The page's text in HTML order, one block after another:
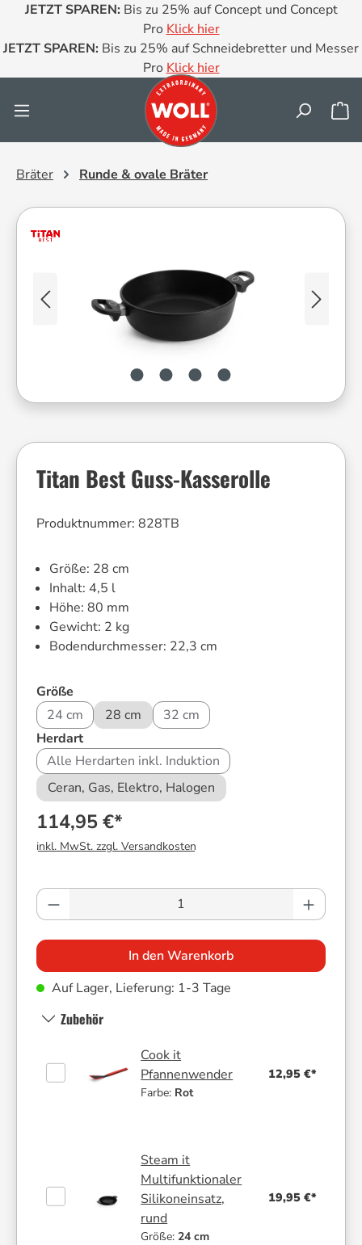
Zum Hauptinhalt springen
JETZT SPAREN: Bis zu 25% auf Concept und Concept
Pro Klick hier
JETZT SPAREN: Bis zu 25% auf Schneidebretter und Messer
Pro Klick hier
Bräter Runde & ovale Bräter
Titan Best Guss-Kasserolle
Produktnummer: 828TB
Größe: 28 cm
Inhalt: 4,5 l
Höhe: 80 mm
Gewicht: 2 kg
Bodendurchmesser: 22,3 cm
Größe
24 cm
28 cm
32 cm
Herdartauswählen
Alle Herdarten inkl. Induktion
Ceran, Gas, Elektro, Halogen
114,95 €*
inkl. MwSt. zzgl. Versandkosten
Produkt Anzahl: Gib den gewünschten
In den Warenkorb
Auf Lager, Lieferung: 1-3 Tage
Zubehör
Cook it
Pfannenwender
Farbe: Rot
12,95 €*
Steam it
Multifunktionaler
Silikoneinsatz,
rund
Größe: 24 cm
19,95 €*